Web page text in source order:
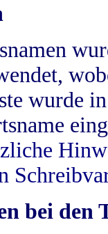
wurde
bei den